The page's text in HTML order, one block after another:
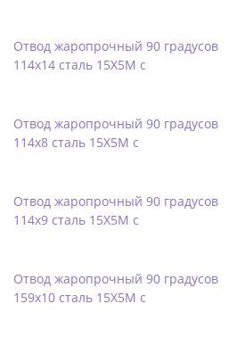
Отвод жаропрочный 90 градусов
114х14 сталь 15Х5М с
Отвод жаропрочный 90 градусов
114х8 сталь 15Х5М с
Отвод жаропрочный 90 градусов
114х9 сталь 15Х5М с
Отвод жаропрочный 90 градусов
159х10 сталь 15Х5М с